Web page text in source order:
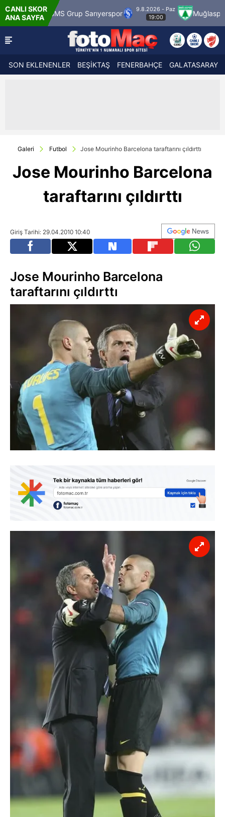
CANLI SKOR
ANA SAYFA
Grup Sarıyerspor
9.8.2026 - Paz
19:00
Muğlaspor Vanspor
SON EKLENENLER BEŞİKTAŞ FENERBAHÇE GALATASARAY
Galeri Futbol Jose Mourinho Barcelona taraftarını çıldırttı
Jose Mourinho Barcelona
taraftarını çıldırttı
Giriş Tarihi: 29.04.2010 10:40
Jose Mourinho Barcelona
taraftarını çıldırttı